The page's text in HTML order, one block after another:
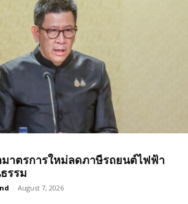
กมาตรการใหม่ลดภาษีรถยนต์ไฟฟ้า
รรม
- August 7, 2026